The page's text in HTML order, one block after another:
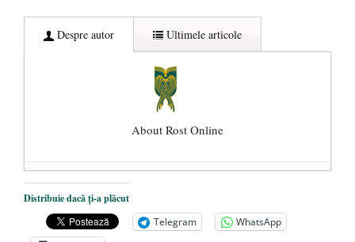
Despre autor Ultimele articole
About Rost Online
Dezvăluiri cutremurătoare despre
președintele Ucrainei, Volodymyr
Zelensky
- 13 mai 2026
Distribuie dacă ți-a plăcut
Telegram
WhatsApp